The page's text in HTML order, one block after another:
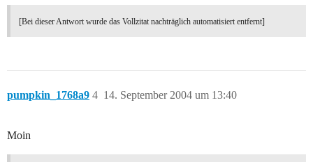
[Bei dieser Antwort wurde das Vollzitat nachträglich automatisiert entfernt]
pumpkin_1768a9 14. September 2004 um 13:40
4
Moin